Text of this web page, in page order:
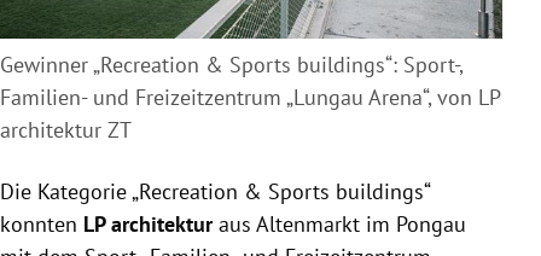
Gewinner „Recreation & Sports buildings“: Sport-,
Familien- und Freizeitzentrum „Lungau Arena“, von LP
architektur ZT
Die Kategorie „Recreation & Sports buildings“
konnten LP architekturaus Altenmarkt im Pongau